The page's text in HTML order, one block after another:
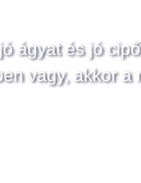
ágyat és jó
vagy, akkor a